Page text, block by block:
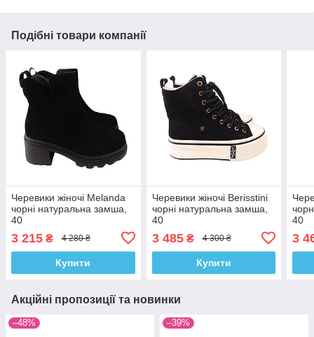
Подібні товари компанії
Черевики жіночі Melanda
чорні натуральна замша,
40
3 215 ₴ 4 280 ₴
Купити
Черевики жіночі Berisstini
чорні натуральна замша,
40
3 485₴ 4 300 ₴
Купити
40
3
Акційні пропозиції та новинки
–48% –39%